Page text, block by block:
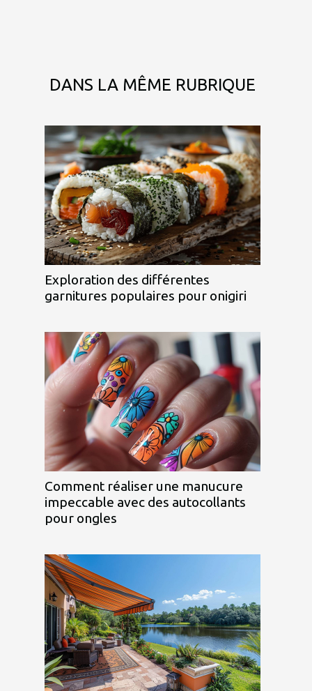
DANS LA MÊME RUBRIQUE
Exploration des différentes
garnitures populaires pour onigiri
Comment réaliser une manucure
impeccable avec des autocollants
pour ongles